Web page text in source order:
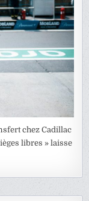
chez Cadillac
libres » laisse